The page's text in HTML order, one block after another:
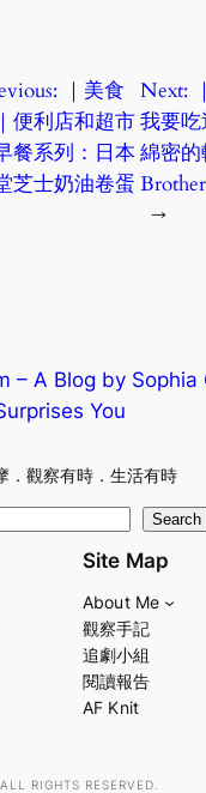
｜美食
便利店和超市
餐系列：日本
芝士奶油卷蛋
Next:
我要
綿密的
→
– A Blog by Sophia
You
．觀察有時．生活有時
Search
Site Map
About Me
觀察手記
追劇小組
閱讀報告
AF Knit
RIGHTS RESERVED.